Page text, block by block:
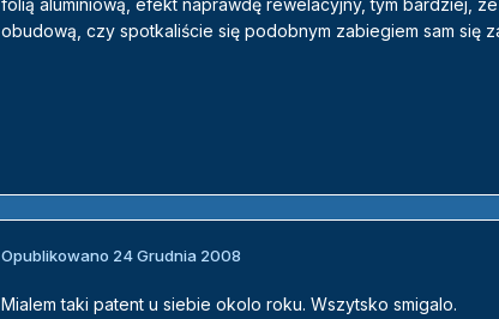
folią aluminiową, efekt naprawdę rewelacyjny, tym bardziej,
obudową, czy spotkaliście się podobnym zabiegiem sam się
Opublikowano 24 Grudnia 2008
Mialem taki patent u siebie okolo roku. Wszytsko smigalo.